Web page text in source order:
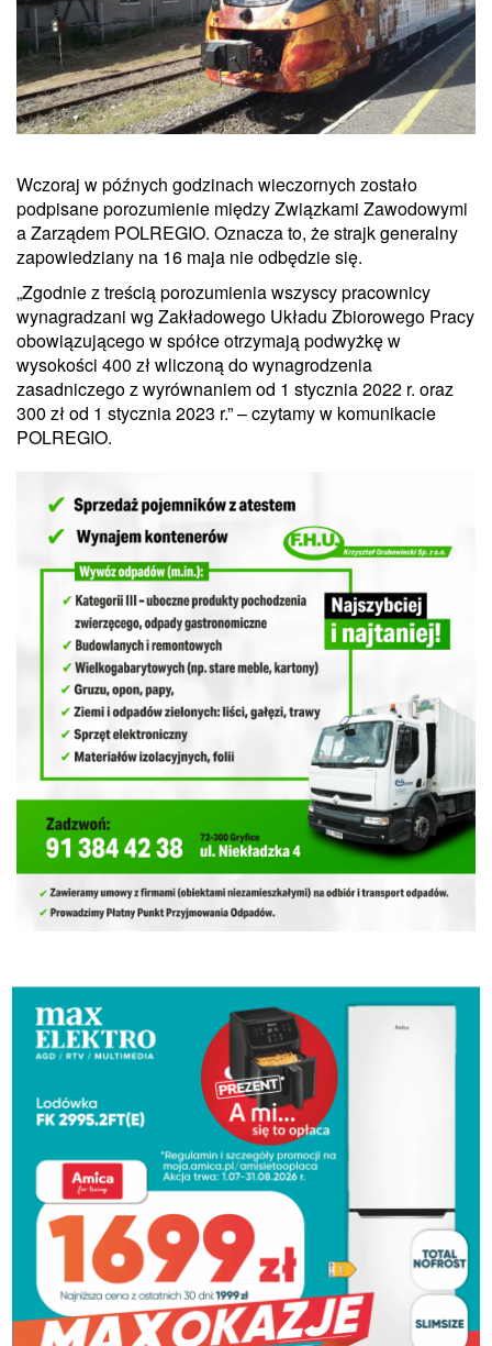
Wczoraj w późnych godzinach wieczornych zostało
podpisane porozumienie między Związkami Zawodowymi
a Zarządem POLREGIO. Oznacza to, że strajk generalny
zapowiedziany na 16 maja nie odbędzie się.
„Zgodnie z treścią porozumienia wszyscy pracownicy
wynagradzani wg Zakładowego Układu Zbiorowego Pracy
obowiązującego w spółce otrzymają podwyżkę w
wysokości 400 zł wliczoną do wynagrodzenia
zasadniczego z wyrównaniem od 1 stycznia 2022 r. oraz
300 zł od 1 stycznia 2023 r.” – czytamy w komunikacie
POLREGIO.